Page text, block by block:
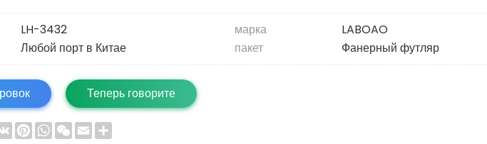
LH-3432 марка
LABOAO
Любой порт в Китае пакет Фанерный футляр
Теперь говорите
VK Pinterest
WhatsApp
WeChat
Email